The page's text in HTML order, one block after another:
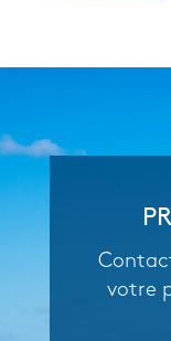
votre